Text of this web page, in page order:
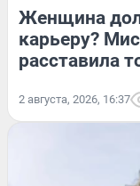
Женщина
карьеру?
расставила
2 августа, 2026, 16:37